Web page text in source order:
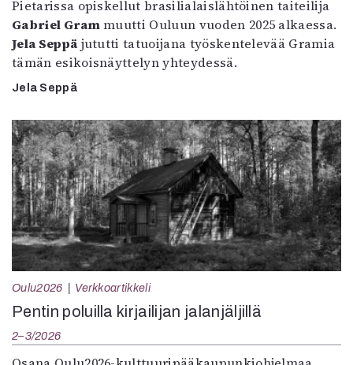
Pietarissa opiskellut brasilialaislähtöinen taiteilija
Gabriel Grammuutti Ouluun vuoden 2025 alkaessa.
Jela Seppä jututti tatuoijana työskentelevää Gramia
tämän esikoisnäyttelyn yhteydessä.
Jela Seppä
Oulu2026 Verkkoartikkeli
Pentin poluilla kirjailijan jalanjäljillä
2–3/2026